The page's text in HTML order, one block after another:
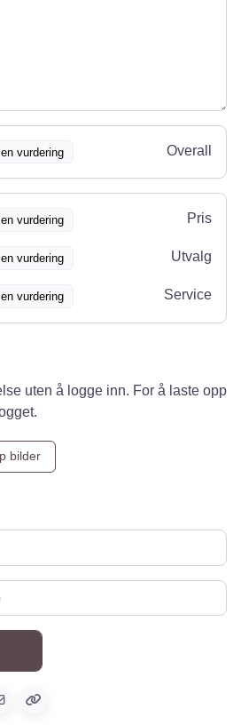
vurdering Overall
vurdering Pris
vurdering Utvalg
vurdering Service
uten å logge inn. For å laste opp
bilder